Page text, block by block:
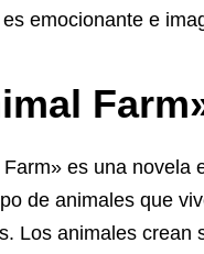
emocionante e
es una novela
de animales que
Los animales crean